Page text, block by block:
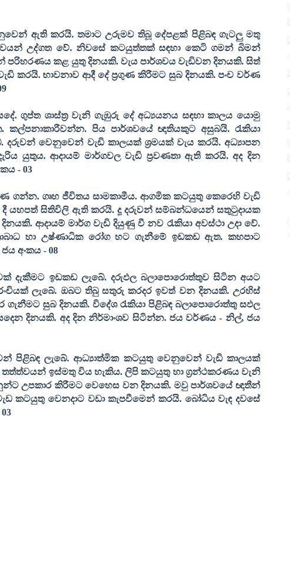
ඇති කරයි. තමාට උරුමව තිබූ දේපළක් පිළිබඳ ගැටලු මතු
උද්ගත වේ. නිවසේ කටයුත්තක් සඳහා කෙටි ගමන් බිමන්
පරිහරණය කළ යුතු දිනයකි. වැය පාර්ශවය වැඩිවන දිනයකි. සිත්
කරයි. භාවනාව ආදී දේ ප්‍රගුණ කිරීමට සුබ දිනයකි. පංච වර්ණ
ගුප්ත ශාස්ත්‍ර වැනි ගැඹුරු දේ අධ්‍යයනය සඳහා කාලය යොමු
පිය පාර්ශවයේ ඥාතියකුට අසුබයි. රැකියා
වෙනුවෙන් වැඩි කාලයක් ශ්‍රමයක් වැය කරයි. අධ්‍යාපන
යුතුය. ආදායම් මාර්ගවල වැඩි ප්‍රවණතා ඇති කරයි. අද දින
- 03
ගන්න. ගෘහ ජීවිතය සාමකාමීය. ආගමික කටයුතු කෙරෙහි වැඩි
යහපත් සිතිවිලි ඇති කරයි. දූ දරුවන් සම්බන්ධයෙන් සතුටුදායක
ආදායම් මාර්ග වැඩි දියුණු වී නව රැකියා අවස්ථා උදා වේ.
හා උෂ්ණාධික රෝග හට ගැනීමේ ඉඩකඩ ඇත. කහපාට
ජය අංකය - 08
දැකීමට ඉඩකඩ ලැබේ. දරුඵල බලාපොරොත්තුව සිටින අයට
ලැබේ. ඔබට තිබු සතුරු කරදර ඉවත් වන දිනයකි. උරහිස්
සුබ දිනයකි. විදේශ රැකියා පිළිබඳ බලාපොරොත්තු සඵල
දිනයකි. අද දින නිර්මාංශව සිටින්න. ජය වර්ණය - නිල්, ජය
පිළිබඳ ලැබේ. ආධ්‍යාත්මික කටයුතු වෙනුවෙන් වැඩි කාලයක්
තත්ත්වයන් ඉස්මතු විය හැකිය. ලිපි කටයුතු හා ග්‍රන්ථකරණය වැනි
උපකාර කිරීමට වෙහෙස වන දිනයකි. මවු පාර්ශවයේ ඥාතීන්
කටයුතු වෙනදාට වඩා කැපවීමෙන් කරයි. බෝධිය වැඳ දවසේ
03